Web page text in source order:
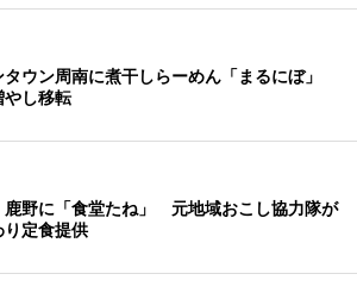
タウン周南に煮干しらーめん「まるにぼ」
やし移転
鹿野に「食堂たね」 元地域おこし協力隊が
り定食提供